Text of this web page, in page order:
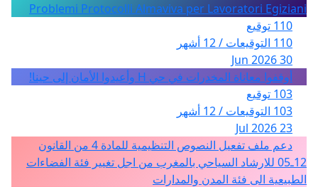
Problemi Protocolli Almaviva per Lavoratori Egiziani
110 توقيع
110 التوقيعات / 12 أشهر
30 Jun 2026
أوقفوا معاناة المخدرات في حي H وأعيدوا الأمان إلى حينا!
103 توقيع
103 التوقيعات / 12 أشهر
23 Jul 2026
دعم ملف تفعيل النصوص التنظيمية للمادة 4 من القانون
12ـ05 للارشاد السياحي بالمغرب من اجل تغيير فئة الفضاءات
الطبيعية الى فئة المدن والمدارات